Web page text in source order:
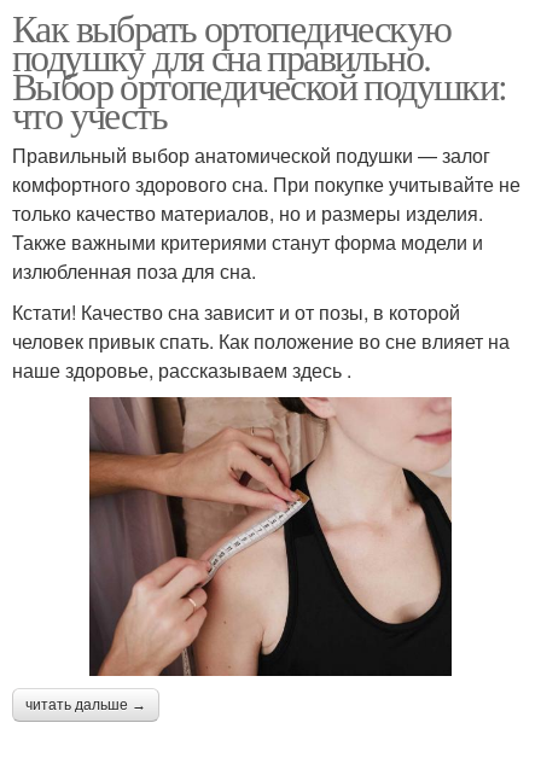
Как выбрать ортопедическую
подушку для сна правильно.
Выбор ортопедической подушки:
что учесть
Правильный выбор анатомической подушки — залог
комфортного здорового сна. При покупке учитывайте не
только качество материалов, но и размеры изделия.
Также важными критериями станут форма модели и
излюбленная поза для сна.
Кстати! Качество сна зависит и от позы, в которой
человек привык спать. Как положение во сне влияет на
наше здоровье, рассказываем здесь .
читать дальше →